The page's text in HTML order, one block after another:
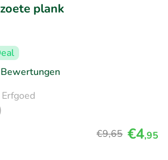
plank
€9,65 €4,95